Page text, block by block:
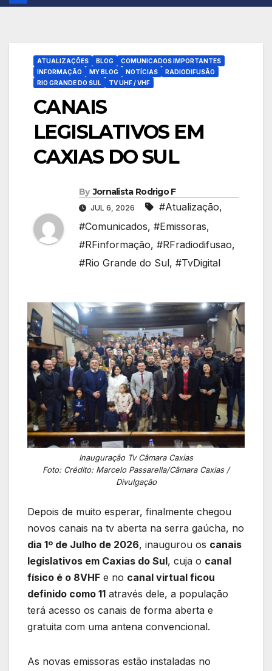
ATUALIZAÇÕES BLOG
COMUNICADOS IMPORTANTES
INFORMAÇÃO
MY BLOG NOTÍCIAS
RADIODIFUSÃO
RIO GRANDE DO SUL
TV UHF / VHF
CANAIS
LEGISLATIVOS EM
CAXIAS DO SUL
By Jornalista Rodrigo F
JUL 6, 2026 #Atualização,
#Comunicados, #Emissoras,
#RFinformação, #RFradiodifusao,
#Rio Grande do Sul, #TvDigital
Inauguração Tv Câmara Caxias
Foto: Crédito: Marcelo Passarella/Câmara Caxias /
Divulgação
Depois de muito esperar, finalmente chegou
novos canais na tv aberta na serra gaúcha, no
dia 1º de Julho de 2026, inaugurou os canais
legislativos em Caxias do Sul, cuja o canal
físico é o 8VHF e no canal virtual ficou
definido como 11 através dele, a população
terá acesso os canais de forma aberta e
gratuita com uma antena convencional.
As novas emissoras estão instaladas no